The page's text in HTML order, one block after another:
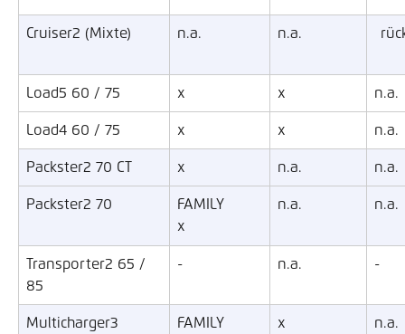
Cruiser2 (Mixte) n.a. n.a.
Load5 60 / 75 x x n.a.
Load4 60 / 75 x x n.a.
Packster2 70 CT x n.a. n.a.
Packster2 70
FAMILY
x
n.a. n.a.
Transporter2 65 /
85
- n.a. -
Multicharger3
FAMILY
x n.a.